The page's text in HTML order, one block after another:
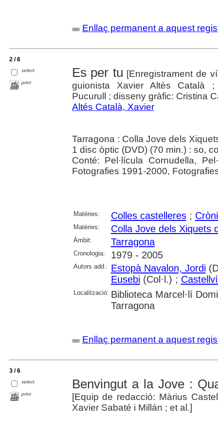
Enllaç permanent a aquest
2 / 6
select
print
Es per tu [Enregistrament de
guionista Xavier Altès Català
Pucurull ; disseny gràfic: Cristina
Altés Català, Xavier
Tarragona : Colla Jove dels
1 disc òptic (DVD) (70 min.) : so,
Conté: Pel·lícula Cornudella,
Fotografies 1991-2000,
Matèries: Colles castelleres;
Matèries: Colla Jove dels Xiquets
Àmbit: Tarragona
Cronologia: 1979 - 2005
Autors add.: Estopà Navalon, Jordi
Eusebi(Col·l.) ;
Localització: Biblioteca Marcel·lí
Tarragona
Enllaç permanent a aquest
3 / 6
select
print
Benvingut a la Jove :
[Equip de redacció: Màrius
Xavier Sabaté i Millán ; et al.]